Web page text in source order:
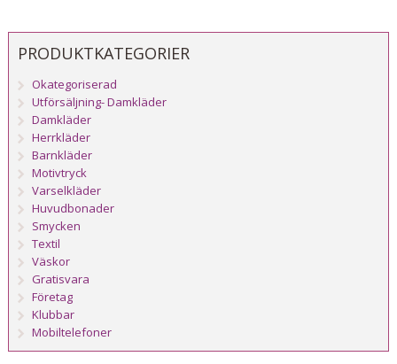
PRODUKTKATEGORIER
Okategoriserad
Utförsäljning- Damkläder
Damkläder
Herrkläder
Barnkläder
Motivtryck
Varselkläder
Huvudbonader
Smycken
Textil
Väskor
Gratisvara
Företag
Klubbar
Mobiltelefoner